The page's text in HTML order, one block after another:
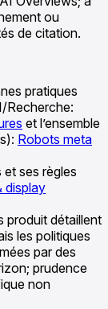
ou
de citation.
pratiques
Recherche:
et l’ensemble
Robots meta
ses règles
display
produit détaillent
les politiques
par des
prudence
non